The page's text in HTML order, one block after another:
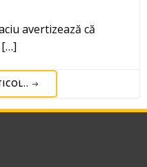
avertizează că
[…]